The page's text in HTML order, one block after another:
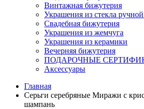
Винтажная бижутерия
Украшения из стекла
Свадебная бижутерия
Украшения из жемчуга
Украшения из керамики
Вечерняя бижутерия
ПОДАРОЧНЫЕ
Аксессуары
Главная
Серьги серебряные Миражи с
шампань